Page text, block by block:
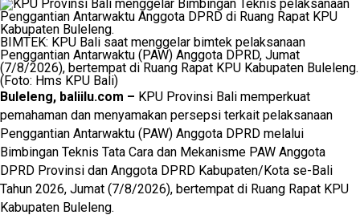
BIMTEK: KPU Bali saat menggelar bimtek pelaksanaan
Penggantian Antarwaktu (PAW) Anggota DPRD, Jumat
(7/8/2026), bertempat di Ruang Rapat KPU Kabupaten Buleleng.
(Foto: Hms KPU Bali)
Buleleng, baliilu.com – KPU Provinsi Bali memperkuat
pemahaman dan menyamakan persepsi terkait pelaksanaan
Penggantian Antarwaktu (PAW) Anggota DPRD melalui
Bimbingan Teknis Tata Cara dan Mekanisme PAW Anggota
DPRD Provinsi dan Anggota DPRD Kabupaten/Kota se-Bali
Tahun 2026, Jumat (7/8/2026), bertempat di Ruang Rapat KPU
Kabupaten Buleleng.